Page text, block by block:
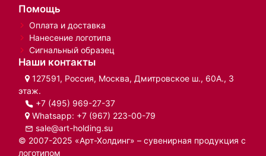
Помощь
Оплата и доставка
Нанесение логотипа
Сигнальный образец
Наши контакты
127591, Россия, Москва, Дмитровское ш., 60А., 3
этаж.
+7 (495) 969-27-37
Whatsapp: +7 (967) 223-00-79
sale@art-holding.su
© 2007-2025 «Арт-Холдинг» – сувенирная продукция с
логотипом